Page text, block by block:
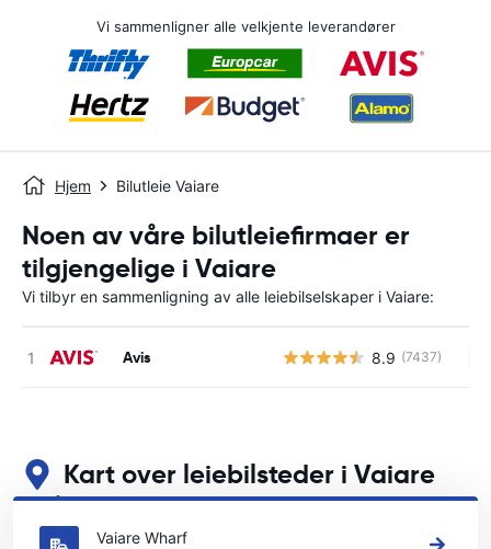
Vi sammenligner alle velkjente leverandører
Hjem Bilutleie Vaiare
Noen av våre bilutleiefirmaer er
tilgjengelige i Vaiare
Vi tilbyr en sammenligning av alle leiebilselskaper i Vaiare:
Avis 8.9 (7437)
Kart over leiebilsteder i Vaiare
Se våre viktigste bilutleiesteder i Vaiare
Vaiare Wharf